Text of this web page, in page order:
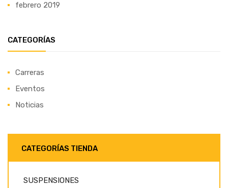
febrero 2019
CATEGORÍAS
Carreras
Eventos
Noticias
CATEGORÍAS TIENDA
SUSPENSIONES